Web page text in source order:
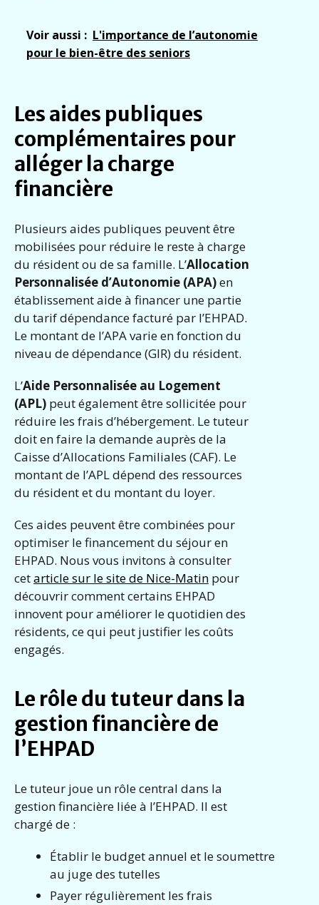
Voir aussi : L'importance de l’autonomie
pour le bien-être des seniors
Les aides publiques
complémentaires pour
alléger la charge
financière
Plusieurs aides publiques peuvent être
mobilisées pour réduire le reste à charge
du résident ou de sa famille. L’Allocation
Personnalisée d’Autonomie (APA)en
établissement aide à financer une partie
du tarif dépendance facturé par l’EHPAD.
Le montant de l’APA varie en fonction du
niveau de dépendance (GIR) du résident.
L’Aide Personnalisée au Logement
(APL) peut également être sollicitée pour
réduire les frais d’hébergement. Le tuteur
doit en faire la demande auprès de la
Caisse d’Allocations Familiales (CAF). Le
montant de l’APL dépend des ressources
du résident et du montant du loyer.
Ces aides peuvent être combinées pour
optimiser le financement du séjour en
EHPAD. Nous vous invitons à consulter
cetarticle sur le site de Nice-Matin pour
découvrir comment certains EHPAD
innovent pour améliorer le quotidien des
résidents, ce qui peut justifier les coûts
engagés.
Le rôle du tuteur dans la
gestion financière de
l’EHPAD
Le tuteur joue un rôle central dans la
gestion financière liée à l’EHPAD. Il est
chargé de :
Établir le budget annuel et le soumettre
au juge des tutelles
Payer régulièrement les frais